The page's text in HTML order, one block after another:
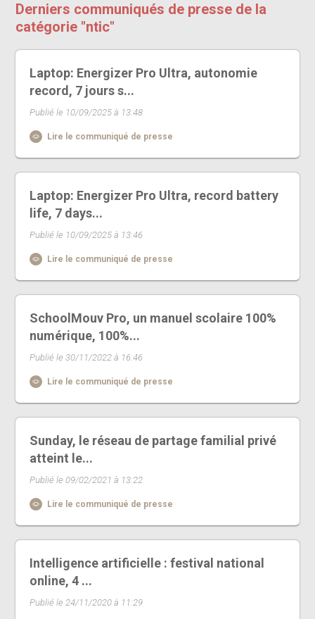
Derniers communiqués de presse de la
catégorie "ntic"
Laptop: Energizer Pro Ultra, autonomie
record, 7 jours s...
Publié le 10/09/2025 à 13:48
Lire le communiqué de presse
Laptop: Energizer Pro Ultra, record battery
life, 7 days...
Publié le 10/09/2025 à 13:46
Lire le communiqué de presse
SchoolMouv Pro, un manuel scolaire 100%
numérique, 100%...
Publié le 30/11/2022 à 16:46
Lire le communiqué de presse
Sunday, le réseau de partage familial privé
atteint le...
Publié le 09/02/2021 à 13:22
Lire le communiqué de presse
Intelligence artificielle : festival national
online, 4 ...
Publié le 24/11/2020 à 11:29